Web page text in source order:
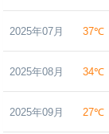
2025年07月 37℃
2025年08月 34℃
2025年09月 27℃